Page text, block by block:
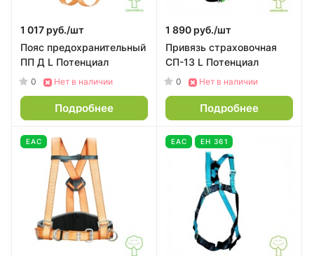
1 017 руб./шт
Пояс предохранительный
ПП Д L Потенциал
0 Нет в наличии
Подробнее
1 890 руб./шт
Привязь страховочная
СП-13 L Потенциал
0 Нет в наличии
Подробнее
EAC EAC ЕН 361